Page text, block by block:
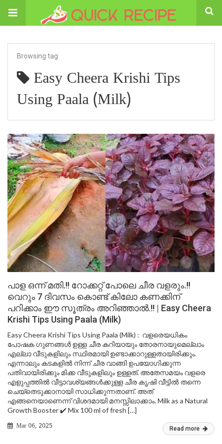
Browsing tag
Easy Cheera Krishi Tips
Using Paala (Milk)
പാള ഒന്ന് മതി.!! റോക്കറ്റ് പോലെ ചീര വളരും.!!
വെറും 7 ദിവസം കൊണ്ട് കിലോ കണക്കിന്
പറിക്കാം ഈ സൂത്രം അറിഞ്ഞാൽ.!! | Easy Cheera
Krishi Tips Using Paala (Milk)
Easy Cheera Krishi Tips Using Paala (Milk) : വളരെയധികം
പോഷക ഗുണങ്ങൾ ഉള്ള ചീര കറിയായും തോരനായുമെല്ലാം
എല്ലാ വീടുകളിലും സ്ഥിരമായി ഉണ്ടാക്കാറുള്ളതായിരിക്കും.
എന്നാലും കടകളിൽ നിന്ന് ചീര വാങ്ങി ഉപയോഗിക്കുന്ന
പതിവായിരിക്കും മിക്ക വീടുകളിലും ഉള്ളത്. അതേസമയം വളരെ
എളുപ്പത്തിൽ വീട്ടാവശ്യങ്ങൾക്കുള്ള ചീര കൃഷി വീട്ടിൽ തന്നെ
ചെയ്തെടുക്കാനായി സാധിക്കുന്നതാണ്. അത്
എങ്ങനെയാണെന്ന് വിശദമായി മനസ്സിലാക്കാം. Milk as a Natural
Growth Booster ✔️ Mix 100 ml of fresh […]
Mar 06, 2025 Read more